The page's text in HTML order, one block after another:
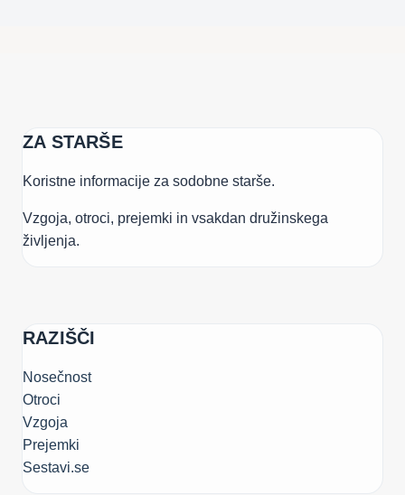
ZA STARŠE
Koristne informacije za sodobne starše.
Vzgoja, otroci, prejemki in vsakdan družinskega
življenja.
RAZIŠČI
Nosečnost
Otroci
Vzgoja
Prejemki
Sestavi.se